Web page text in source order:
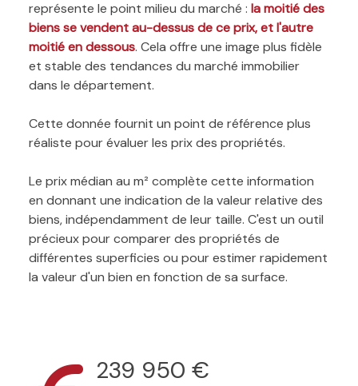
représente le point milieu du marché : la moitié des
biens se vendent au-dessus de ce prix, et l'autre
moitié en dessous. Cela offre une image plus fidèle
et stable des tendances du marché immobilier
dans le département.
Cette donnée fournit un point de référence plus
réaliste pour évaluer les prix des propriétés.
Le prix médian au m² complète cette information
en donnant une indication de la valeur relative des
biens, indépendamment de leur taille. C'est un outil
précieux pour comparer des propriétés de
différentes superficies ou pour estimer rapidement
la valeur d'un bien en fonction de sa surface.
239 950 €